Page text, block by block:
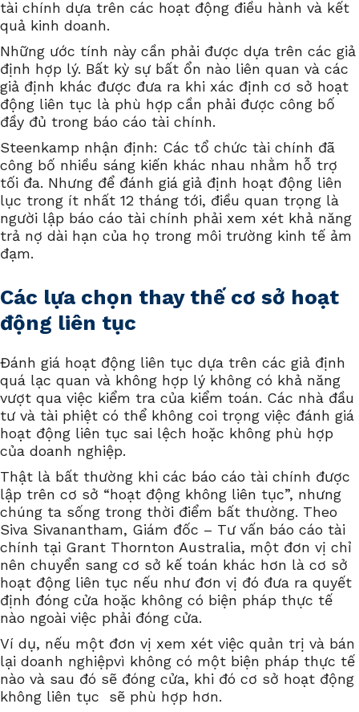
tài chính dựa trên các hoạt động điều hành và kết
quả kinh doanh.
Những ước tính này cần phải được dựa trên các giả
định hợp lý. Bất kỳ sự bất ổn nào liên quan và các
giả định khác được đưa ra khi xác định cơ sở hoạt
động liên tục là phù hợp cần phải được công bố
đầy đủ trong báo cáo tài chính.
Steenkamp nhận định: Các tổ chức tài chính đã
công bố nhiều sáng kiến khác nhau nhằm hỗ trợ
tối đa. Nhưng để đánh giá giả định hoạt động liên
lục trong ít nhất 12 tháng tới, điều quan trọng là
người lập báo cáo tài chính phải xem xét khả năng
trả nợ dài hạn của họ trong môi trường kinh tế ảm
đạm.
Các lựa chọn thay thế cơ sở hoạt
động liên tục
Đánh giá hoạt động liên tục dựa trên các giả định
quá lạc quan và không hợp lý không có khả năng
vượt qua việc kiểm tra của kiểm toán. Các nhà đầu
tư và tài phiệt có thể không coi trọng việc đánh giá
hoạt động liên tục sai lệch hoặc không phù hợp
của doanh nghiệp.
Thật là bất thường khi các báo cáo tài chính được
lập trên cơ sở “hoạt động không liên tục”, nhưng
chúng ta sống trong thời điểm bất thường. Theo
Siva Sivanantham, Giám đốc – Tư vấn báo cáo tài
chính tại Grant Thornton Australia, một đơn vị chỉ
nên chuyển sang cơ sở kế toán khác hơn là cơ sở
hoạt động liên tục nếu như đơn vị đó đưa ra quyết
định đóng cửa hoặc không có biện pháp thực tế
nào ngoài việc phải đóng cửa.
Ví dụ, nếu một đơn vị xem xét việc quản trị và bán
lại doanh nghiệpvì không có một biện pháp thực tế
nào và sau đó sẽ đóng cửa, khi đó cơ sở hoạt động
không liên tục sẽ phù hợp hơn.